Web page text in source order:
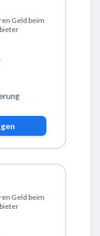
Geld beim
Geld beim